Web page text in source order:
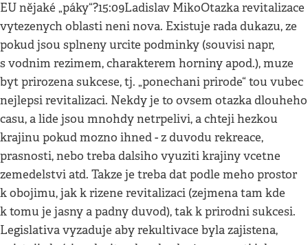
EU nějaké „páky“?15:09Ladislav MikoOtazka revitalizace
vytezenych oblasti neni nova. Existuje rada dukazu, ze
pokud jsou splneny urcite podminky (souvisi napr,
s vodnim rezimem, charakterem horniny apod.), muze
byt prirozena sukcese, tj. „ponechani prirode“ tou vubec
nejlepsi revitalizaci. Nekdy je to ovsem otazka dlouheho
casu, a lide jsou mnohdy netrpelivi, a chteji hezkou
krajinu pokud mozno ihned - z duvodu rekreace,
prasnosti, nebo treba dalsiho vyuziti krajiny vcetne
zemedelstvi atd. Takze je treba dat podle meho prostor
k obojimu, jak k rizene revitalizaci (zejmena tam kde
k tomu je jasny a padny duvod), tak k prirodni sukcesi.
Legislativa vyzaduje aby rekultivace byla zajistena,